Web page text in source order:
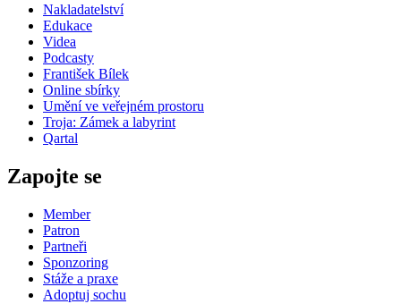
Nakladatelství
Edukace
Videa
Podcasty
František Bílek
Online sbírky
Umění ve veřejném prostoru
Troja: Zámek a labyrint
Qartal
Zapojte se
Member
Patron
Partneři
Sponzoring
Stáže a praxe
Adoptuj sochu